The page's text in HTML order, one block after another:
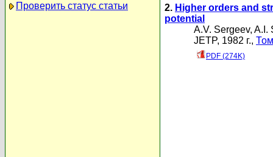
Проверить статус статьи
2. Higher orders and
potential
A.V. Sergeev, A.I.
JETP, 1982 г.,
PDF (274K)